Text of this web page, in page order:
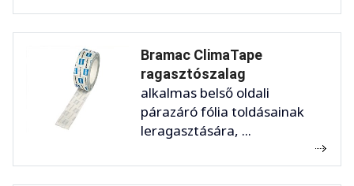
Bramac ClimaTape
ragasztószalag
alkalmas belső oldali
párazáró fólia toldásainak
leragasztására, ...